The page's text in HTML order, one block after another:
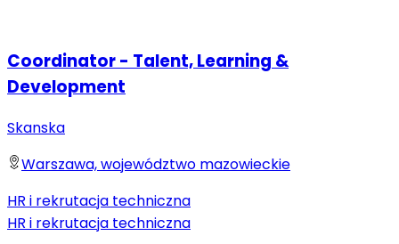
Coordinator - Talent, Learning &
Development
Skanska
Warszawa, województwo mazowieckie
HR i rekrutacja techniczna
HR i rekrutacja techniczna